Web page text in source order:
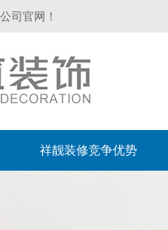
司官网！
祥靓装修竞争优势